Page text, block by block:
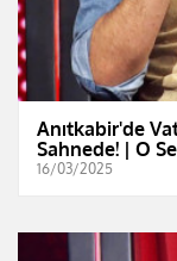
Anıtkabir'de
Sahnede! | O
16/03/2025